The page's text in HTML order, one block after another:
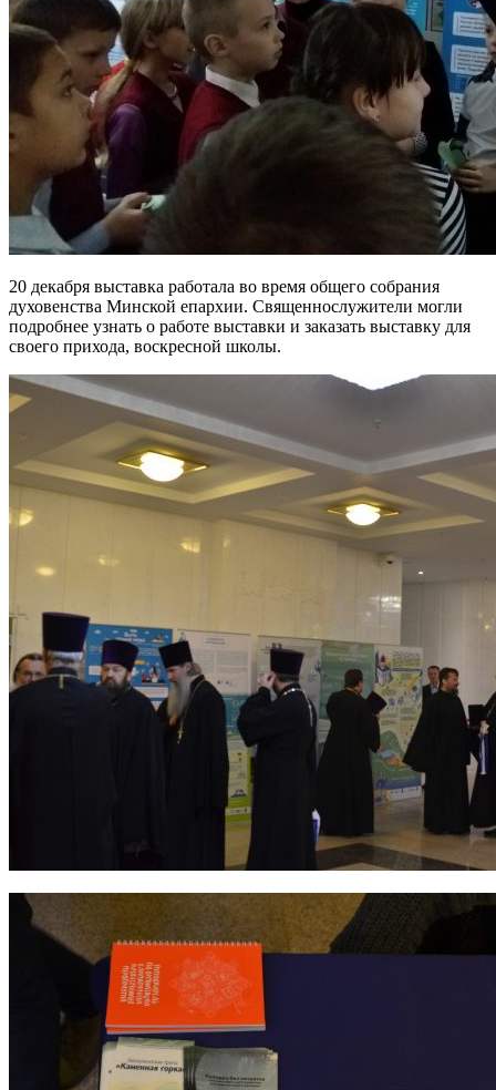
20 декабря выставка работала во время общего собрания
духовенства Минской епархии. Священнослужители могли
подробнее узнать о работе выставки и заказать выставку для
своего прихода, воскресной школы.